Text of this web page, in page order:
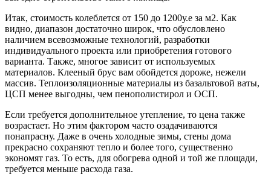
Итак, стоимость колеблется от 150 до 1200у.е за м2. Как
видно, диапазон достаточно широк, что обусловлено
наличием всевозможные технологий, разработки
индивидуального проекта или приобретения готового
варианта. Также, многое зависит от используемых
материалов. Клееный брус вам обойдется дороже, нежели
массив. Теплоизоляционные материалы из базальтовой ваты,
ЦСП менее выгодны, чем пенополистирол и ОСП.
Если требуется дополнительное утепление, то цена также
возрастает. Но этим фактором часто озадачиваются
понапрасну. Даже в очень холодные зимы, стены дома
прекрасно сохраняют тепло и более того, существенно
экономят газ. То есть, для обогрева одной и той же площади,
требуется меньше расхода газа.